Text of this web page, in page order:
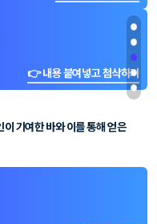
👉 내용 붙여넣고 첨삭하기
기여한 바와 이를 통해 얻은